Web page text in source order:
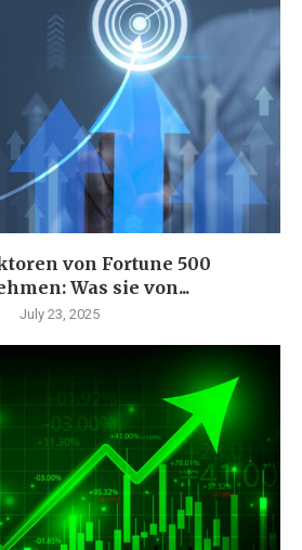
von Fortune 500
Was sie von...
July 23, 2025